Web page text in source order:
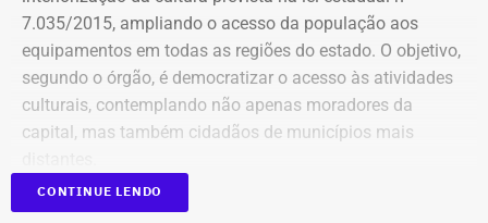
As justificativas oficiais para as viagens do subsecretário
costumam citar cooperação internacional, visitas a
universidades e representação institucional. Mas os
próprios registros apresentam erros evidentes. Há viagens
com datas preenchidas com um mês inexistente ou até
com o ano registrado como “20255”.
Também há casos de textos repetidos em missões
Declaração de bens de Bernardo Rossi em 2014 — Foto:
As 31 publicações relacionadas pela prefeitura tratam de
assuntos diversos. A lista inclui manchetes sobre prisões
na Assembleia Legislativa, supostos acordos políticos,
sucessão municipal, alterações no Fundo Municipal do
fiscalização urbana, lixo, uniformes escolares, número de
secretarias e relações do prefeito Alexandre Martins com
7.035/2015, ampliando o acesso da população aos
equipamentos em todas as regiões do estado. O objetivo,
segundo o órgão, é democratizar o acesso às atividades
culturais, contemplando não apenas moradores da
capital, mas também cidadãos de municípios mais
Publicado no Diário Oficial do Estado, o contrato nº
CONTINUE LENDO